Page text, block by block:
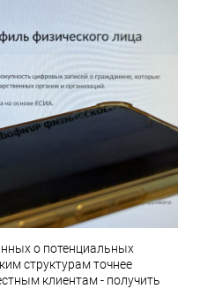
о потенциальных
структурам точнее
клиентам - получить